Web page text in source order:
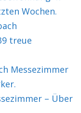
Wochen.
treue
Messezimmer
– Über